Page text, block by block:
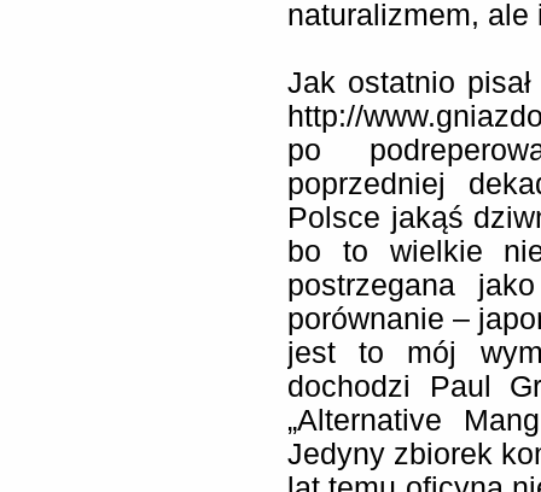
naturalizmem, ale
Jak ostatnio
http://
po
poprzedniej
Polsce jakąś
bo to wielkie
postrzegana
porównanie –
jest to mój
dochodzi Paul
„Alternative
Jedyny zbiorek